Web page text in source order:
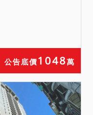
公告底價 1048萬